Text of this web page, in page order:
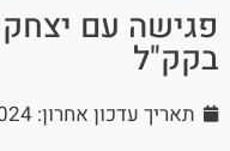
פגישה עם יצחק
בקק"ל
תאריך עדכון אחרון: 19/02/2024